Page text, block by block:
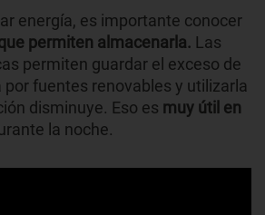
energía, es importante conocer
permiten almacenarla. Las
permiten guardar el exceso de
fuentes renovables y utilizarla
disminuye. Eso es muy útil en
la noche.